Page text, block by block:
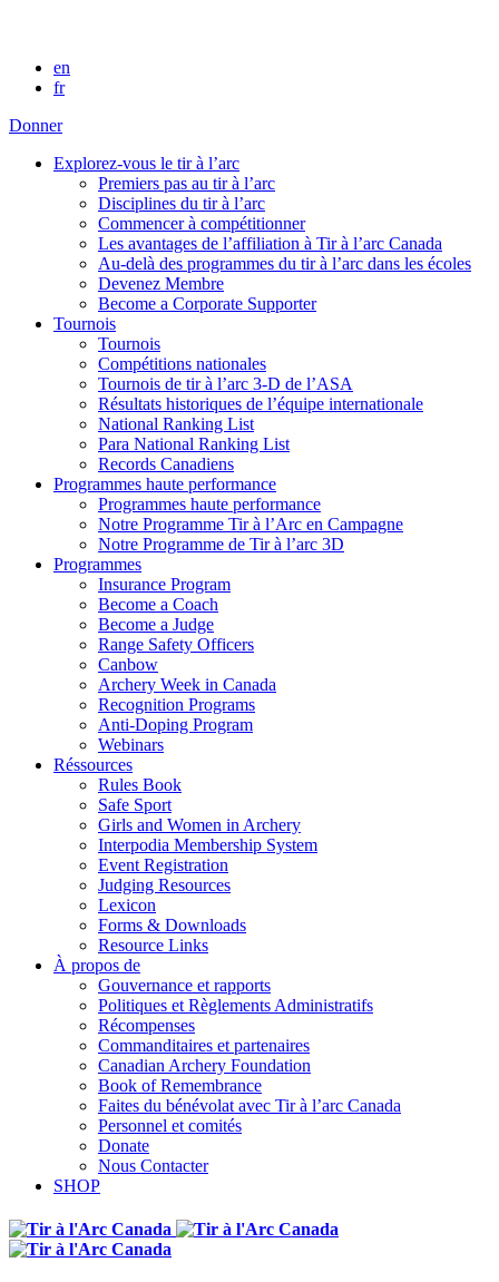
en
fr
Donner
Explorez-vous le tir à l’arc
Premiers pas au tir à l’arc
Disciplines du tir à l’arc
Commencer à compétitionner
Les avantages de l’affiliation à Tir à l’arc Canada
Au-delà des programmes du tir à l’arc dans les écoles
Devenez Membre
Become a Corporate Supporter
Tournois
Tournois
Compétitions nationales
Tournois de tir à l’arc 3-D de l’ASA
Résultats historiques de l’équipe internationale
National Ranking List
Para National Ranking List
Records Canadiens
Programmes haute performance
Programmes haute performance
Notre Programme Tir à l’Arc en Campagne
Notre Programme de Tir à l’arc 3D
Programmes
Insurance Program
Become a Coach
Become a Judge
Range Safety Officers
Canbow
Archery Week in Canada
Recognition Programs
Anti-Doping Program
Webinars
Réssources
Rules Book
Safe Sport
Girls and Women in Archery
Interpodia Membership System
Event Registration
Judging Resources
Lexicon
Forms & Downloads
Resource Links
À propos de
Gouvernance et rapports
Politiques et Règlements Administratifs
Récompenses
Commanditaires et partenaires
Canadian Archery Foundation
Book of Remembrance
Faites du bénévolat avec Tir à l’arc Canada
Personnel et comités
Donate
Nous Contacter
SHOP